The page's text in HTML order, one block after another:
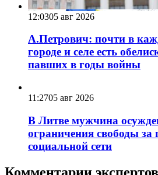
12:0305 авг 2026
А.Петрович: почти в
городе и селе есть
павших в годы войны
11:2705 авг 2026
В Литве мужчина
ограничения свободы
социальной сети
Комментарии экспертов